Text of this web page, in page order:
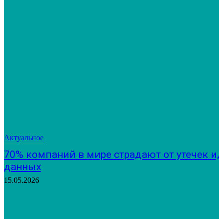
Актуальное
70% компаний в мире страдают от утечек
данных
15.05.2026